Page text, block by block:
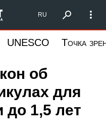
Северо-Запад
RU
UNESCO Точка
об
для
до 1,5 лет